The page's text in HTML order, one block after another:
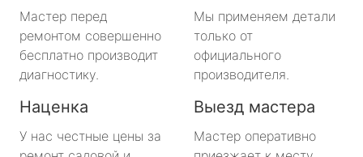
Мастер перед
ремонтом совершенно
бесплатно производит
диагностику.
Мы применяем детали
только от
официального
производителя.
Наценка
У нас честные цены за
Выезд мастера
Мастер оперативно